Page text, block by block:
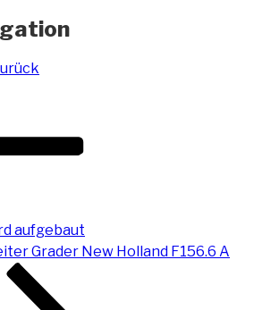
aufgebaut
Grader New Holland F156.6 A